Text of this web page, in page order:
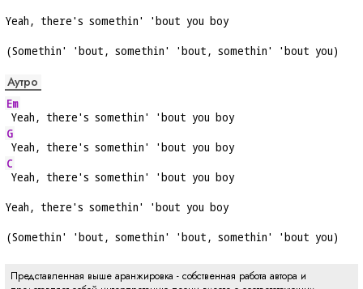
Yeah, there's somethin' 'bout you boy
(Somethin' 'bout, somethin' 'bout, somethin' 'bout you)
Аутро
Em
Yeah, there's somethin' 'bout you boy
G
Yeah, there's somethin' 'bout you boy
C
Yeah, there's somethin' 'bout you boy
Yeah, there's somethin' 'bout you boy
(Somethin' 'bout, somethin' 'bout, somethin' 'bout you)
Представленная выше аранжировка - собственная работа автора и